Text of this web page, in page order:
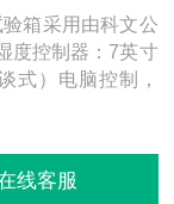
箱采用由科文公
度控制器：7英寸
式）电脑控制，
线客服